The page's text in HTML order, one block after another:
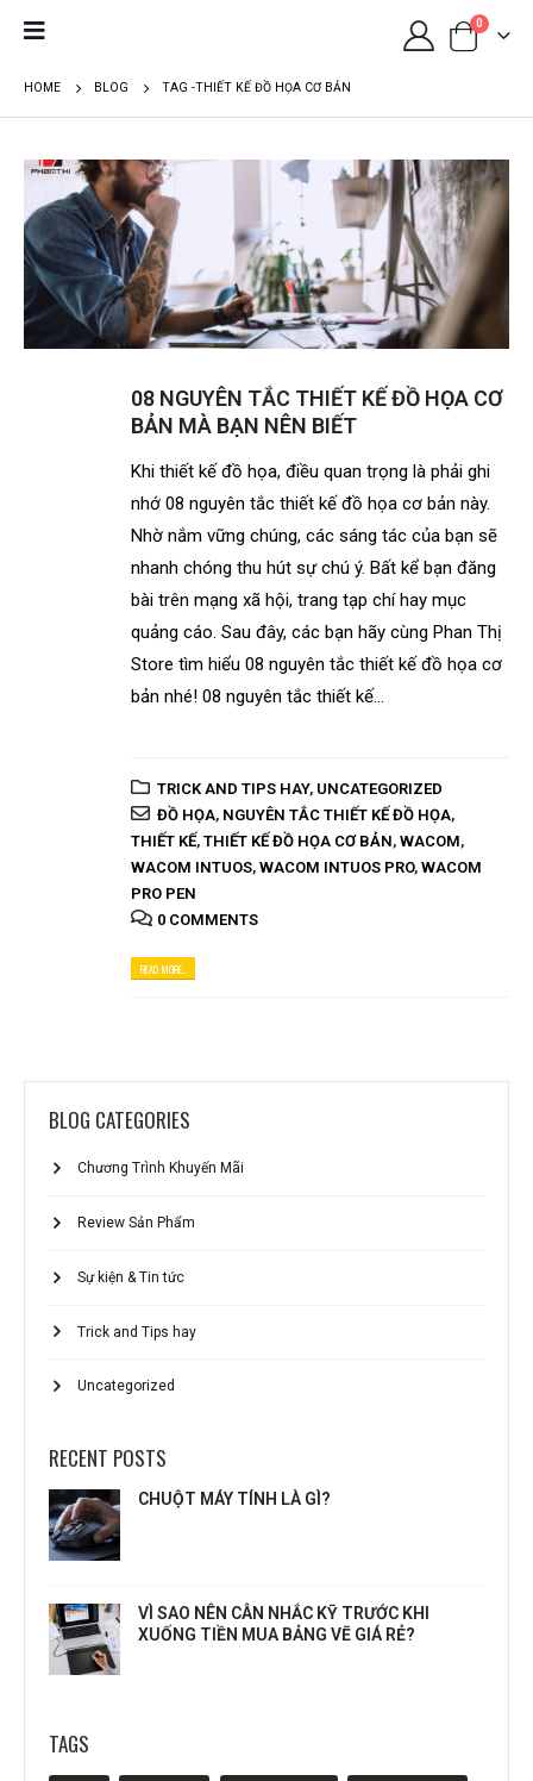
0
HOME BLOG TAG -THIẾT KẾ ĐỒ HỌA CƠ BẢN
08 NGUYÊN TẮC THIẾT KẾ ĐỒ HỌA CƠ
BẢN MÀ BẠN NÊN BIẾT
Khi thiết kế đồ họa, điều quan trọng là phải ghi
nhớ 08 nguyên tắc thiết kế đồ họa cơ bản này.
Nhờ nắm vững chúng, các sáng tác của bạn sẽ
nhanh chóng thu hút sự chú ý. Bất kể bạn đăng
bài trên mạng xã hội, trang tạp chí hay mục
quảng cáo. Sau đây, các bạn hãy cùng Phan Thị
Store tìm hiểu 08 nguyên tắc thiết kế đồ họa cơ
bản nhé! 08 nguyên tắc thiết kế...
TRICK AND TIPS HAY, UNCATEGORIZED
ĐỒ HỌA, NGUYÊN TẮC THIẾT KẾ ĐỒ HỌA,
THIẾT KẾ, THIẾT KẾ ĐỒ HỌA CƠ BẢN, WACOM,
WACOM INTUOS, WACOM INTUOS PRO, WACOM
PRO PEN
0 COMMENTS
READ MORE...
BLOG CATEGORIES
Chương Trình Khuyến Mãi
Review Sản Phẩm
Sự kiện & Tin tức
Trick and Tips hay
Uncategorized
RECENT POSTS
CHUỘT MÁY TÍNH LÀ GÌ?
VÌ SAO NÊN CÂN NHẮC KỸ TRƯỚC KHI
XUỐNG TIỀN MUA BẢNG VẼ GIÁ RẺ?
TAGS